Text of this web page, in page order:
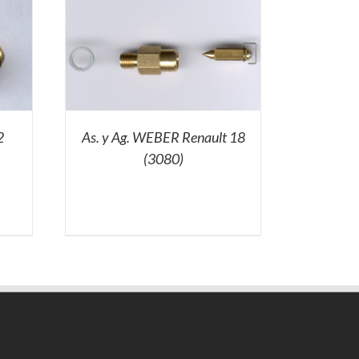
As. y Ag. WEBER Renault 18
(3080)